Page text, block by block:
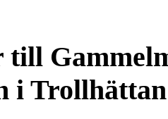
till
i Trollhättan